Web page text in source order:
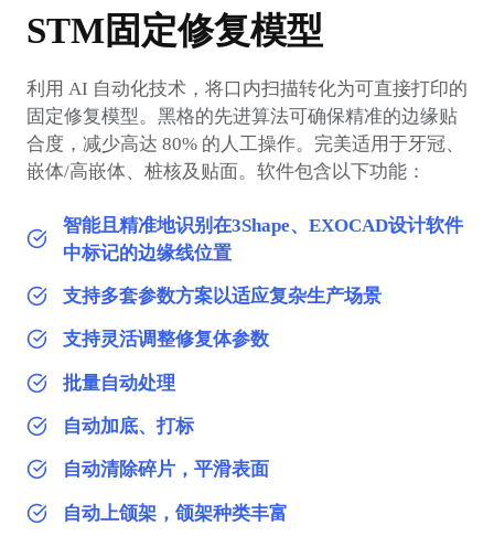
STM固定修复模型
利用 AI 自动化技术，将口内扫描转化为可直接打印的
固定修复模型。黑格的先进算法可确保精准的边缘贴
合度，减少高达 80% 的人工操作。完美适用于牙冠、
嵌体/高嵌体、桩核及贴面。软件包含以下功能：
智能且精准地识别在3Shape、EXOCAD设计软件
中标记的边缘线位置
支持多套参数方案以适应复杂生产场景
支持灵活调整修复体参数
批量自动处理
自动加底、打标
自动清除碎片，平滑表面
自动上颌架，颌架种类丰富